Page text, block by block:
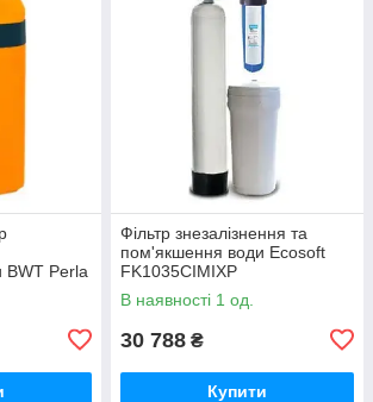
Perla
Фільтр знезалізнення та
пом'якшення води Ecosoft
FK1035CIMIXP
В наявності 1 од.
30 788 ₴
Купити